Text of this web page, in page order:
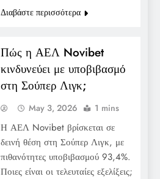
Διαβάστε περισσότερα
Πώς η ΑΕΛ Novibet
κινδυνεύει με υποβιβασμό
στη Σούπερ Λιγκ;
May 3, 2026 1 mins
Η ΑΕΛ Novibet βρίσκεται σε
δεινή θέση στη Σούπερ Λιγκ, με
πιθανότητες υποβιβασμού 93,4%.
Ποιες είναι οι τελευταίες εξελίξεις;